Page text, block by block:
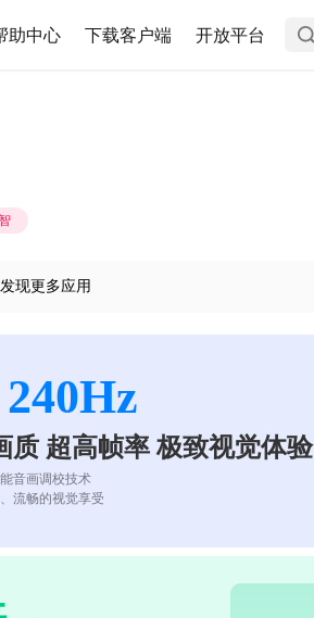
助中心 下载客户端 开放平台
现更多应用
质 超高帧率 极致视觉体验
音画调校技术
流畅的视觉享受